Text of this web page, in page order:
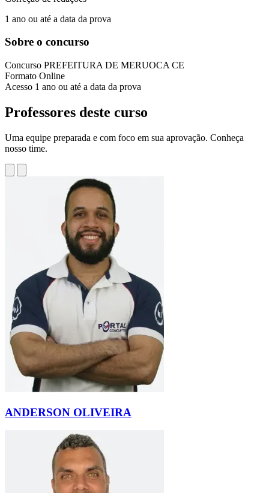
1 ano ou até a data da prova
Sobre o concurso
Concurso PREFEITURA DE MERUOCA CE
Formato Online
Acesso 1 ano ou até a data da prova
Professores deste curso
Uma equipe preparada e com foco em sua aprovação. Conheça
nosso time.
ANDERSON OLIVEIRA